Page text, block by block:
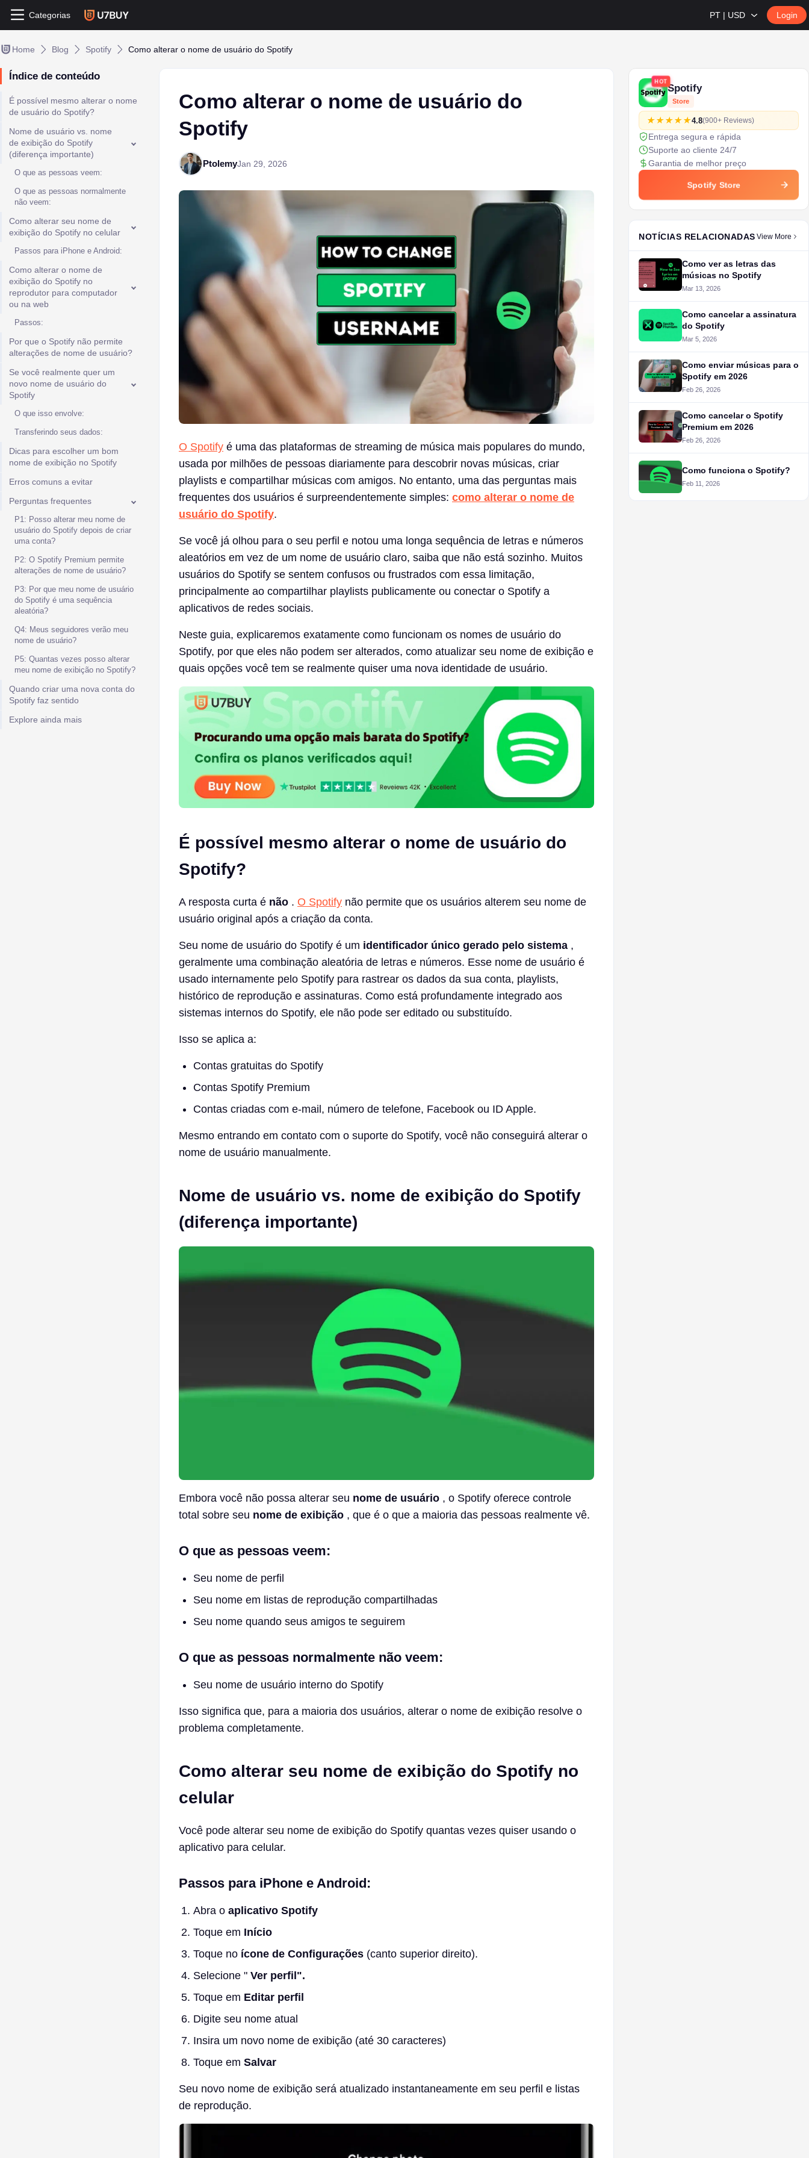
Categorias PT | USD Login
Home Blog Spotify Como alterar o nome de usuário do Spotify
Índice de conteúdo
É possível mesmo alterar o nome
de usuário do Spotify?
Nome de usuário vs. nome
de exibição do Spotify
(diferença importante)
O que as pessoas veem:
O que as pessoas normalmente
não veem:
Como alterar seu nome de
exibição do Spotify no celular
Passos para iPhone e Android:
Como alterar o nome de
exibição do Spotify no
reprodutor para computador
ou na web
Passos:
Por que o Spotify não permite
alterações de nome de usuário?
Se você realmente quer um
novo nome de usuário do
Spotify
O que isso envolve:
Transferindo seus dados:
Dicas para escolher um bom
nome de exibição no Spotify
Erros comuns a evitar
Perguntas frequentes
P1: Posso alterar meu nome de
usuário do Spotify depois de criar
uma conta?
P2: O Spotify Premium permite
alterações de nome de usuário?
P3: Por que meu nome de usuário
do Spotify é uma sequência
aleatória?
Q4: Meus seguidores verão meu
nome de usuário?
P5: Quantas vezes posso alterar
meu nome de exibição no Spotify?
Quando criar uma nova conta do
Spotify faz sentido
Explore ainda mais
Como alterar o nome de usuário do
Spotify
PtolemyJan 29, 2026
O Spotify é uma das plataformas de streaming de música mais populares do mundo,
usada por milhões de pessoas diariamente para descobrir novas músicas, criar
playlists e compartilhar músicas com amigos. No entanto, uma das perguntas mais
frequentes dos usuários é surpreendentemente simples: como alterar o nome de
usuário do Spotify.
Se você já olhou para o seu perfil e notou uma longa sequência de letras e números
aleatórios em vez de um nome de usuário claro, saiba que não está sozinho. Muitos
usuários do Spotify se sentem confusos ou frustrados com essa limitação,
principalmente ao compartilhar playlists publicamente ou conectar o Spotify a
aplicativos de redes sociais.
Neste guia, explicaremos exatamente como funcionam os nomes de usuário do
Spotify, por que eles não podem ser alterados, como atualizar seu nome de exibição e
quais opções você tem se realmente quiser uma nova identidade de usuário.
É possível mesmo alterar o nome de usuário do
Spotify?
A resposta curta é não . O Spotify não permite que os usuários alterem seu nome de
usuário original após a criação da conta.
Seu nome de usuário do Spotify é um identificador único gerado pelo sistema ,
geralmente uma combinação aleatória de letras e números. Esse nome de usuário é
usado internamente pelo Spotify para rastrear os dados da sua conta, playlists,
histórico de reprodução e assinaturas. Como está profundamente integrado aos
sistemas internos do Spotify, ele não pode ser editado ou substituído.
Isso se aplica a:
Contas gratuitas do Spotify
Contas Spotify Premium
Contas criadas com e-mail, número de telefone, Facebook ou ID Apple.
Mesmo entrando em contato com o suporte do Spotify, você não conseguirá alterar o
nome de usuário manualmente.
Nome de usuário vs. nome de exibição do Spotify
(diferença importante)
Embora você não possa alterar seu nome de usuário , o Spotify oferece controle
total sobre seu nome de exibição , que é o que a maioria das pessoas realmente vê.
O que as pessoas veem:
Seu nome de perfil
Seu nome em listas de reprodução compartilhadas
Seu nome quando seus amigos te seguirem
O que as pessoas normalmente não veem:
Seu nome de usuário interno do Spotify
Isso significa que, para a maioria dos usuários, alterar o nome de exibição resolve o
problema completamente.
Como alterar seu nome de exibição do Spotify no
celular
Você pode alterar seu nome de exibição do Spotify quantas vezes quiser usando o
aplicativo para celular.
Passos para iPhone e Android:
Abra o aplicativo Spotify
Toque em Início
Toque no ícone de Configurações (canto superior direito).
Selecione " Ver perfil".
Toque em Editar perfil
Digite seu nome atual
Insira um novo nome de exibição (até 30 caracteres)
Toque em Salvar
Seu novo nome de exibição será atualizado instantaneamente em seu perfil e listas
de reprodução.
HOT
Spotify
Store
4.8(900+ Reviews)
Entrega segura e rápida
Suporte ao cliente 24/7
Garantia de melhor preço
Spotify Store
NOTÍCIAS RELACIONADAS View More
Como ver as letras das
músicas no Spotify
Mar 13, 2026
Como cancelar a assinatura
do Spotify
Mar 5, 2026
Como enviar músicas para o
Spotify em 2026
Feb 26, 2026
Como cancelar o Spotify
Premium em 2026
Feb 26, 2026
Como funciona o Spotify?
Feb 11, 2026